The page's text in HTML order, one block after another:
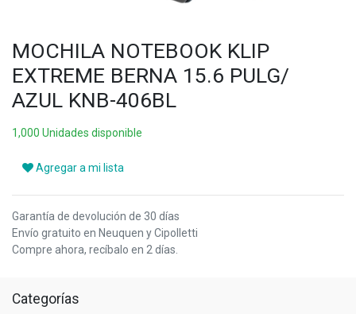
MOCHILA NOTEBOOK KLIP
EXTREME BERNA 15.6 PULG/
AZUL KNB-406BL
1,000 Unidades disponible
Agregar a mi lista
Garantía de devolución de 30 días
Envío gratuito en Neuquen y Cipolletti
Compre ahora, recíbalo en 2 días.
Categorías